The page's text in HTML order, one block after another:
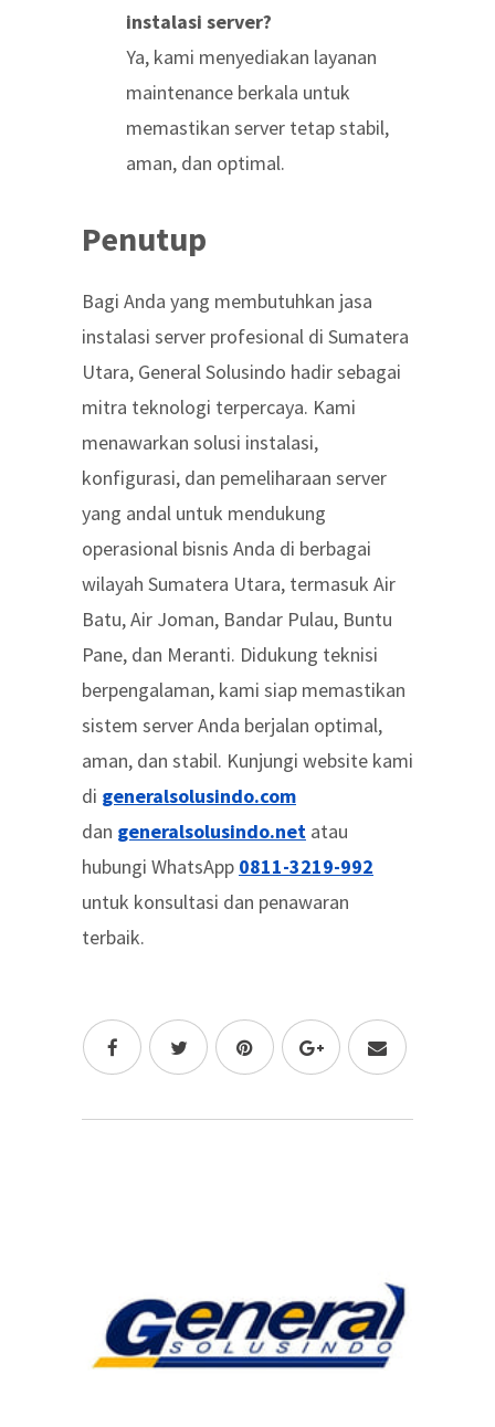
instalasi server?
Ya, kami menyediakan layanan
maintenance berkala untuk
memastikan server tetap stabil,
aman, dan optimal.
Penutup
Bagi Anda yang membutuhkan jasa
instalasi server profesional di Sumatera
Utara, General Solusindo hadir sebagai
mitra teknologi terpercaya. Kami
menawarkan solusi instalasi,
konfigurasi, dan pemeliharaan server
yang andal untuk mendukung
operasional bisnis Anda di berbagai
wilayah Sumatera Utara, termasuk Air
Batu, Air Joman, Bandar Pulau, Buntu
Pane, dan Meranti. Didukung teknisi
berpengalaman, kami siap memastikan
sistem server Anda berjalan optimal,
aman, dan stabil. Kunjungi website kami
di generalsolusindo.com
dan generalsolusindo.net atau
hubungi WhatsApp 0811-3219-992
untuk konsultasi dan penawaran
terbaik.